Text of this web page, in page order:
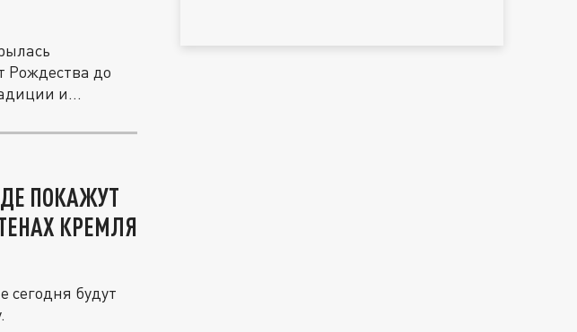
Рождества до
и
ПОКАЖУТ
КРЕМЛЯ
сегодня будут